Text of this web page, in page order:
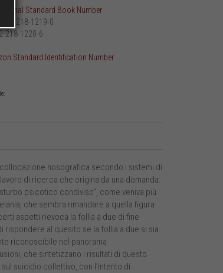
Standard Book Number
12-218-1219-0
218-1220-6
Standard Identification Number
nosografica secondo i sistemi di
di ricerca che origina da una domanda:
psicotico condiviso”, come veniva più
che sembra rimandare a quella figura
aspetti rievoca la follia a due di fine
al quesito se la follia a due si sia
riconoscibile nel panorama
che sintetizzano i risultati di questo
suicidio collettivo, con l’intento di